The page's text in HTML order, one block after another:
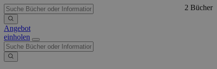
Angebot
einholen
2 Bücher